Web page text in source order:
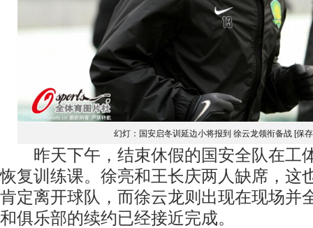
幻灯：国安启冬训延边小将报到 徐云龙领衔备战 [保
昨天下午，结束休假的国安全队在工
恢复训练课。徐亮和王长庆两人缺席，这
肯定离开球队，而徐云龙则出现在现场并
和俱乐部的续约已经接近完成。